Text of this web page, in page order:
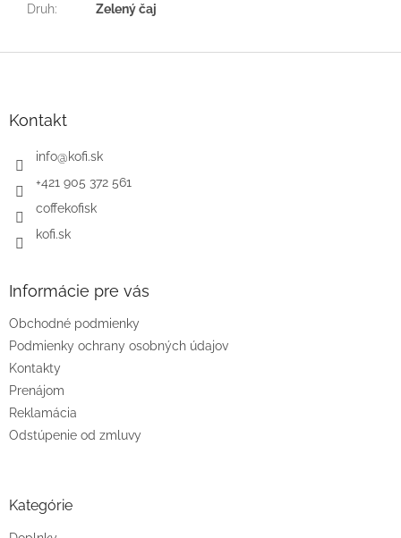
Druh: Zelený čaj
Kontakt
info@kofi.sk
+421 905 372 561
coffekofisk
kofi.sk
Informácie pre vás
Obchodné podmienky
Podmienky ochrany osobných údajov
Kontakty
Prenájom
Reklamácia
Odstúpenie od zmluvy
Kategórie